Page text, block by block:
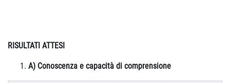
RISULTATI ATTESI
A) Conoscenza e capacità di comprensione